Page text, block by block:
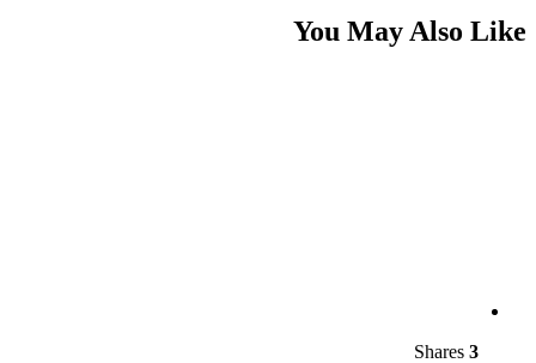
You May Also Like
3